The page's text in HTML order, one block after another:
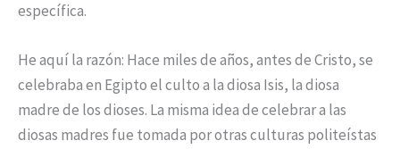
específica.
He aquí la razón: Hace miles de años, antes de Cristo, se
celebraba en Egipto el culto a la diosa Isis, la diosa
madre de los dioses. La misma idea de celebrar a las
diosas madres fue tomada por otras culturas politeístas